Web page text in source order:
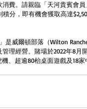
費。請親臨「天河貴賓會
分，即有機會獲取高達
威爾頓部落（Wilton
理經營。賭場於2022年8月
、超逾80枱桌面遊戲及18